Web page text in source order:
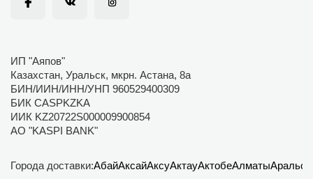
ИП "Аяпов"
Казахстан, Уральск, мкрн. Астана, 8а
БИН/ИИН/ИНН/УНП 960529400309
БИК CASPKZKA
ИИК KZ20722S000009900854
АО "KASPI BANK"
Города доставки:АбайАксайАксуАктауАктобеАлматыАральск